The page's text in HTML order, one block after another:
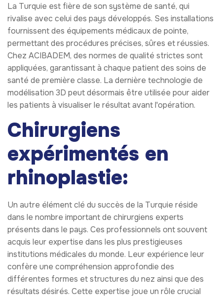
La Turquie est fière de son système de santé, qui
rivalise avec celui des pays développés. Ses installations
fournissent des équipements médicaux de pointe,
permettant des procédures précises, sûres et réussies.
Chez ACIBADEM, des normes de qualité strictes sont
appliquées, garantissant à chaque patient des soins de
santé de première classe. La dernière technologie de
modélisation 3D peut désormais être utilisée pour aider
les patients à visualiser le résultat avant l'opération.
Chirurgiens
expérimentés en
rhinoplastie:
Un autre élément clé du succès de la Turquie réside
dans le nombre important de chirurgiens experts
présents dans le pays. Ces professionnels ont souvent
acquis leur expertise dans les plus prestigieuses
institutions médicales du monde. Leur expérience leur
confère une compréhension approfondie des
différentes formes et structures du nez ainsi que des
résultats désirés. Cette expertise joue un rôle crucial